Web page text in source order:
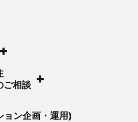
ご相談
ョン企画・運用)